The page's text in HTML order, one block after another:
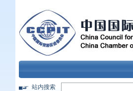
站内搜索